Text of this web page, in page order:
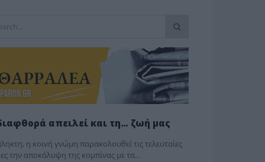
απειλεί και τη… ζωή μας
η κοινή γνώμη παρακολουθεί τις τελευταίες
την αποκάλυψη της κο­μπίνας με τα…